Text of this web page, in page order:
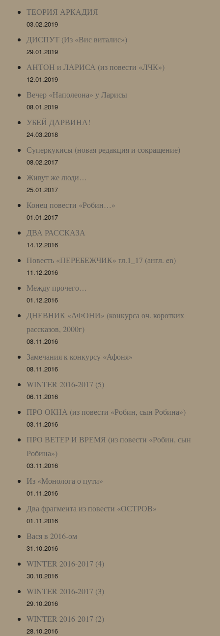
ТЕОРИЯ АРКАДИЯ
03.02.2019
ДИСПУТ (Из «Вис виталис»)
29.01.2019
АНТОН и ЛАРИСА (из повести «ЛЧК»)
12.01.2019
Вечер «Наполеона» у Ларисы
08.01.2019
УБЕЙ ДАРВИНА!
24.03.2018
Суперкукисы (новая редакция и сокращение)
08.02.2017
Живут же люди…
25.01.2017
Конец повести «Робин…»
01.01.2017
ДВА РАССКАЗА
14.12.2016
Повесть «ПЕРЕБЕЖЧИК» гл.1_17 (англ. en)
11.12.2016
Между прочего…
01.12.2016
ДНЕВНИК «АФОНИ» (конкурса оч. коротких
рассказов, 2000г)
08.11.2016
Замечания к конкурсу «Афоня»
08.11.2016
WINTER 2016-2017 (5)
06.11.2016
ПРО ОКНА (из повести «Робин, сын Робина»)
03.11.2016
ПРО ВЕТЕР И ВРЕМЯ (из повести «Робин, сын
Робина»)
03.11.2016
Из «Монолога о пути»
01.11.2016
Два фрагмента из повести «ОСТРОВ»
01.11.2016
Вася в 2016-ом
31.10.2016
WINTER 2016-2017 (4)
30.10.2016
WINTER 2016-2017 (3)
29.10.2016
WINTER 2016-2017 (2)
28.10.2016